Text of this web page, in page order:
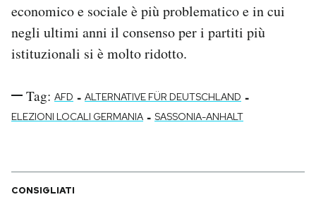
economico e sociale è più problematico e in cui
negli ultimi anni il consenso per i partiti più
istituzionali si è molto ridotto.
Tag: AFD - ALTERNATIVE FÜR DEUTSCHLAND -
ELEZIONI LOCALI GERMANIA - SASSONIA-ANHALT
CONSIGLIATI